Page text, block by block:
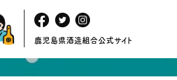
鹿児島県酒造組合公式サイト